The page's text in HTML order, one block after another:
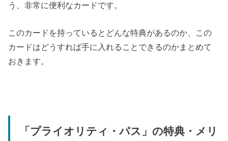
う、非常に便利なカードです。
このカードを持っているとどんな特典があるのか、この
カードはどうすれば手に入れることできるのかまとめて
おきます。
「プライオリティ・パス」の特典・メリ